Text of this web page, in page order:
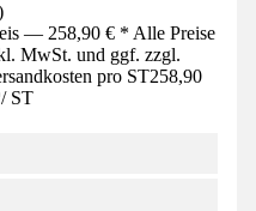
— 258,90 € * Alle Preise
MwSt. und ggf. zzgl.
pro ST258,90
/ ST